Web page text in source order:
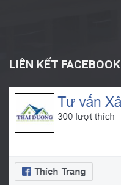
LIÊN KẾT FACEBOOK